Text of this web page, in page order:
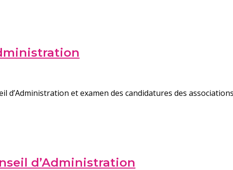
d’Administration et examen des candidatures des associations
d’Administration